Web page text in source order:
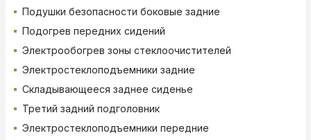
Подушки безопасности боковые задние
Подогрев передних сидений
Электрообогрев зоны стеклоочистителей
Электростеклоподъемники задние
Складывающееся заднее сиденье
Третий задний подголовник
Электростеклоподъемники передние